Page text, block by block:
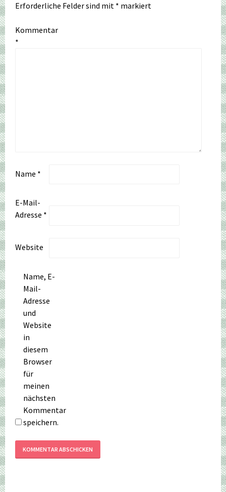
Erforderliche Felder sind mit * markiert
Kommentar
*
Name *
E-Mail-
Adresse *
Website
Name, E-
Mail-
Adresse
und
Website
in
diesem
Browser
für
meinen
nächsten
Kommentar
speichern.